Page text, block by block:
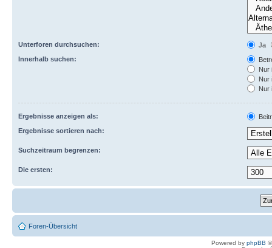
Unterforen durchsuchen:
Ja
Innerhalb suchen:
Nur
Nur
Nur
Ergebnisse anzeigen als:
Ergebnisse sortieren nach:
Suchzeitraum begrenzen:
Die ersten:
Foren-Übersicht
Powered by phpBB